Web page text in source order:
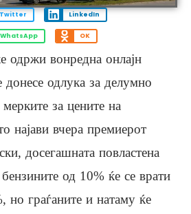
Twitter LinkedIn
WhatsApp OK
одржи вонредна онлајн
донесе одлука за делумно
за цените на
најави вчера премиерот
досегашната повластена
од 10% ќе се врати
но граѓаните и натаму ќе